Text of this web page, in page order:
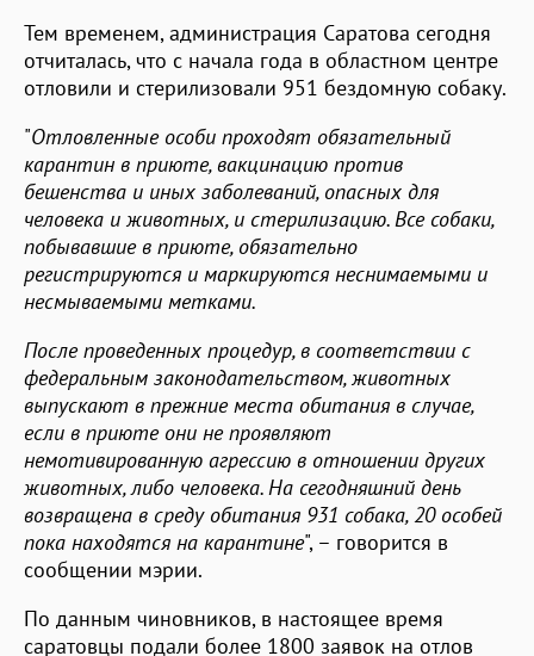
Тем временем, администрация Саратова сегодня
отчиталась, что с начала года в областном центре
отловили и стерилизовали 951 бездомную собаку.
"Отловленные особи проходят обязательный
карантин в приюте, вакцинацию против
бешенства и иных заболеваний, опасных для
человека и животных, и стерилизацию. Все собаки,
побывавшие в приюте, обязательно
регистрируются и маркируются неснимаемыми и
несмываемыми метками.
После проведенных процедур, в соответствии с
федеральным законодательством, животных
выпускают в прежние места обитания в случае,
если в приюте они не проявляют
немотивированную агрессию в отношении других
животных, либо человека. На сегодняшний день
возвращена в среду обитания 931 собака, 20 особей
пока находятся на карантине", – говорится в
сообщении мэрии.
По данным чиновников, в настоящее время
саратовцы подали более 1800 заявок на отлов